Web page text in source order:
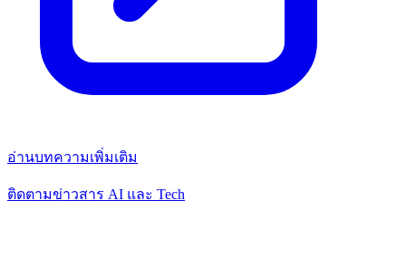
อ่านบทความเพิ่มเติม
ติดตามข่าวสาร AI และ Tech